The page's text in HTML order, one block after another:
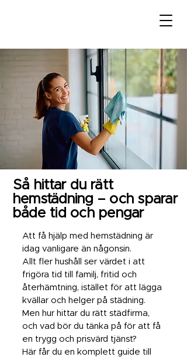
Så hittar du rätt
hemstädning – och sparar
både tid och pengar
Att få hjälp med hemstädning är
idag vanligare än någonsin.
Allt fler hushåll ser värdet i att
frigöra tid till familj, fritid och
återhämtning, istället för att lägga
kvällar och helger på städning.
Men hur hittar du rätt städfirma,
och vad bör du tänka på för att få
en trygg och prisvärd tjänst?
Här får du en komplett guide till